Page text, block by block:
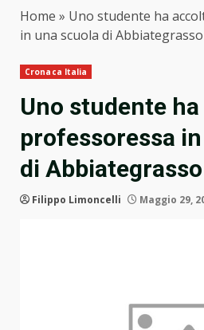
Home » Uno studente ha
in una scuola di
Cronaca Italia
Uno studente
professoressa
di
Filippo Limoncelli Maggio 29,